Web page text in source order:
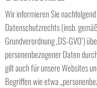
Wir informieren Sie
Datenschutzrechts (insb.
Grundverordnung ‚DS-GVO‘)
personenbezogener Daten
gilt auch für unsere Websites
Begriffen wie etwa